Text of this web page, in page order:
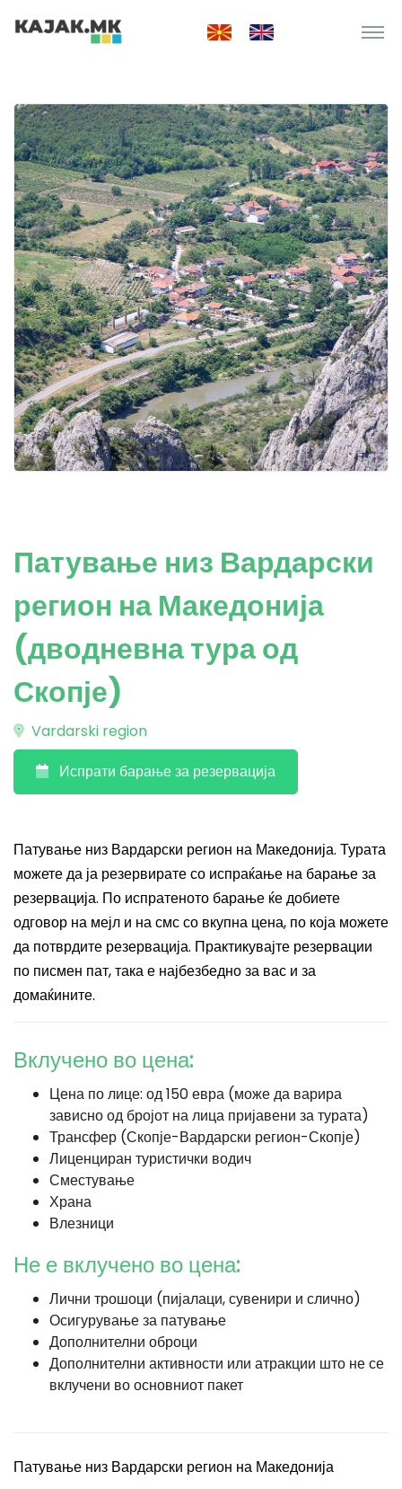
Патување низ Вардарски
регион на Македонија
(дводневна тура од
Скопје)
Vardarski region
Испрати барање за резервација
Патување низ Вардарски регион на Македонија. Турата
можете да ја резервирате со испраќање на барање за
резервација. По испратеното барање ќе добиете
одговор на мејл и на смс со вкупна цена, по која можете
да потврдите резервација. Практикувајте резервации
по писмен пат, така е најбезбедно за вас и за
домаќините.
Вклучено во цена:
Цена по лице: од 150 евра (може да варира
зависно од бројот на лица пријавени за турата)
Трансфер (Скопје-Вардарски регион-Скопје)
Лиценциран туристички водич
Сместување
Храна
Влезници
Не е вклучено во цена:
Лични трошоци (пијалаци, сувенири и слично)
Осигурување за патување
Дополнителни оброци
Дополнителни активности или атракции што не се
вклучени во основниот пакет
Патување низ Вардарски регион на Македонија